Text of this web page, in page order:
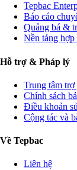
Tepbac
Báo cáo
Quảng bá &
Nền tảng hợp
Hỗ trợ & Pháp lý
Trung tâm trợ
Chính sách
Điều khoản
Cộng tác và
Về Tepbac
Liên hệ